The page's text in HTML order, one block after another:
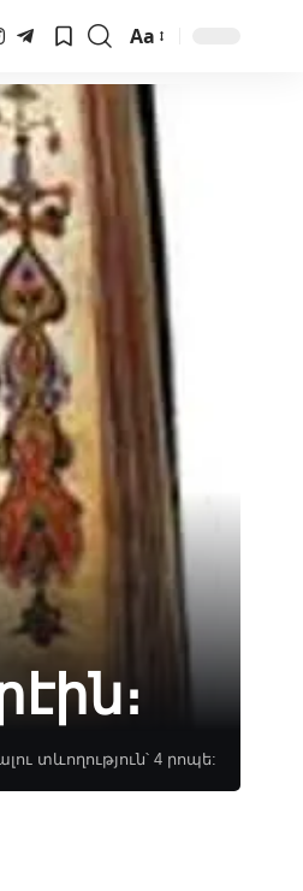
Font
Resizer
Aa
տևողություն՝ 4 րոպե: